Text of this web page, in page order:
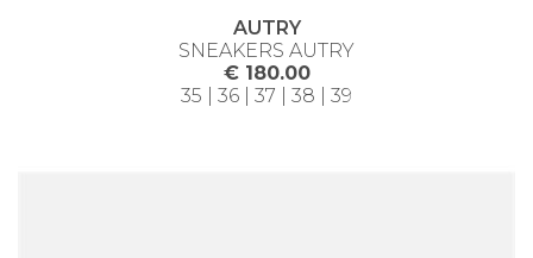
AUTRY
SNEAKERS AUTRY
€ 180.00
35 | 36 | 37 | 38 | 39